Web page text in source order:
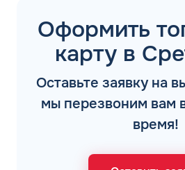
Оформить
карту в
Оставьте заявку на
мы перезвоним вам
время!